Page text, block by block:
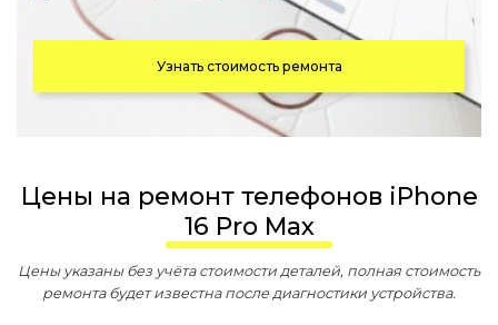
Узнать стоимость ремонта
Цены на ремонт телефонов iPhone
16 Pro Max
Цены указаны без учёта стоимости деталей, полная стоимость
ремонта будет известна после диагностики устройства.